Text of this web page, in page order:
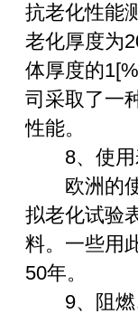
抗老化性能
老化厚度为
体厚度的
司采取了一
性能。
8、使用
欧洲的使
拟老化试验
料。一些用
50年。
9、阻燃